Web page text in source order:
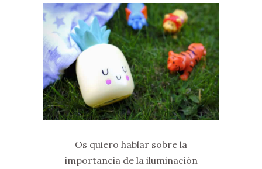
Os quiero hablar sobre la
importancia de la iluminación